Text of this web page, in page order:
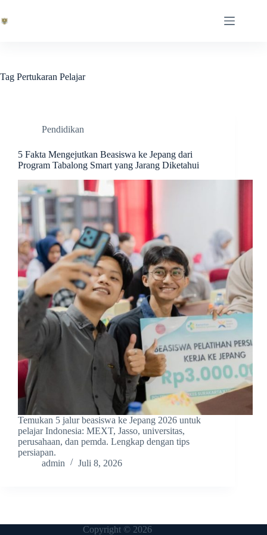
content
Tag Pertukaran Pelajar
Pendidikan
5 Fakta Mengejutkan Beasiswa ke Jepang dari
Program Tabalong Smart yang Jarang Diketahui
Temukan 5 jalur beasiswa ke Jepang 2026 untuk
pelajar Indonesia: MEXT, Jasso, universitas,
perusahaan, dan pemda. Lengkap dengan tips
persiapan.
admin
Juli 8, 2026
Copyright © 2026